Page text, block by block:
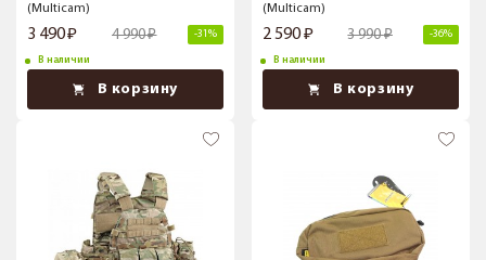
(Multicam)
3 490 4 990 -31%
В наличии
В корзину
(Multicam)
2 590 3 990 -36%
В наличии
В корзину